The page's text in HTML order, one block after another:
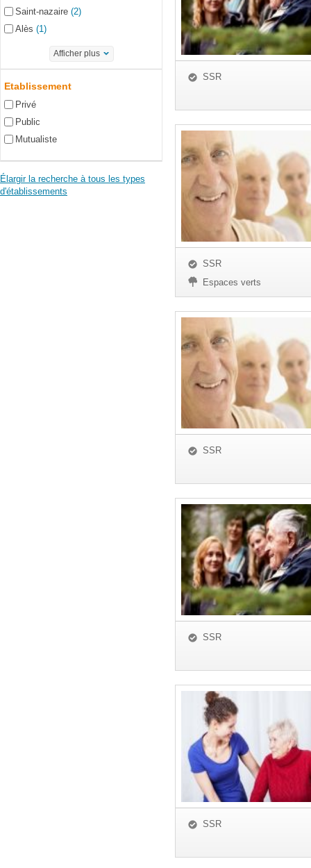
Saint-nazaire (2)
Alès (1)
Afficher plus
Etablissement
Privé
Public
Mutualiste
Élargir la recherche à tous les types
d'établissements
SSR
SSR
Espaces verts
SSR
SSR
SSR